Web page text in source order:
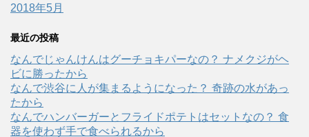
2018年5月
最近の投稿
なんでじゃんけんはグーチョキパーなの？ ナメクジがヘ
ビに勝ったから
なんで渋谷に人が集まるようになった？ 奇跡の水があっ
たから
なんでハンバーガーとフライドポテトはセットなの？ 食
器を使わず手で食べられるから